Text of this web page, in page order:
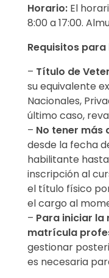
Horario: El
8:00 a 17:00.
Requisitos
– Título de
su equivalente
Nacionales,
último caso,
– No tener más
desde la fecha
habilitante
inscripción al
el título físico
el cargo al
– Para iniciar la
matrícula
gestionar
es necesaria